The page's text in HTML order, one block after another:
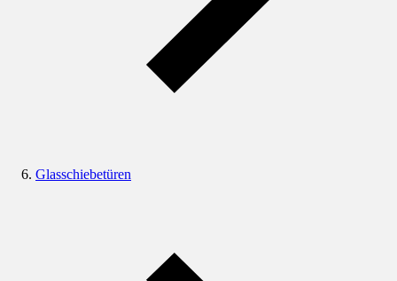
Glasschiebetüren